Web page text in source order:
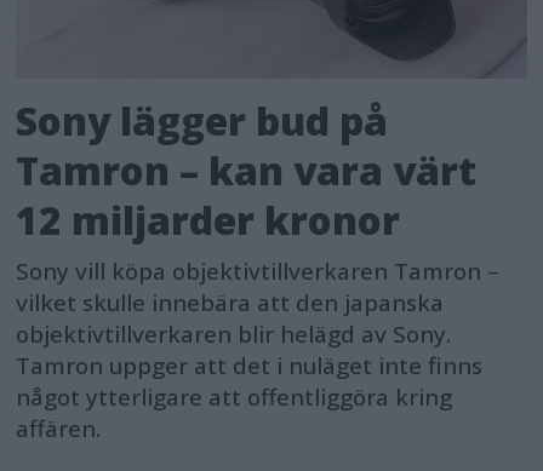
Sony lägger bud på
Tamron – kan vara värt
12 miljarder kronor
Sony vill köpa objektivtillverkaren Tamron –
vilket skulle innebära att den japanska
objektivtillverkaren blir helägd av Sony.
Tamron uppger att det i nuläget inte finns
något ytterligare att offentliggöra kring
affären.